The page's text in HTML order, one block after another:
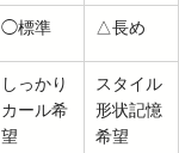
◯標準 △長め
しっかり
カール希
望
スタイル
形状記憶
希望